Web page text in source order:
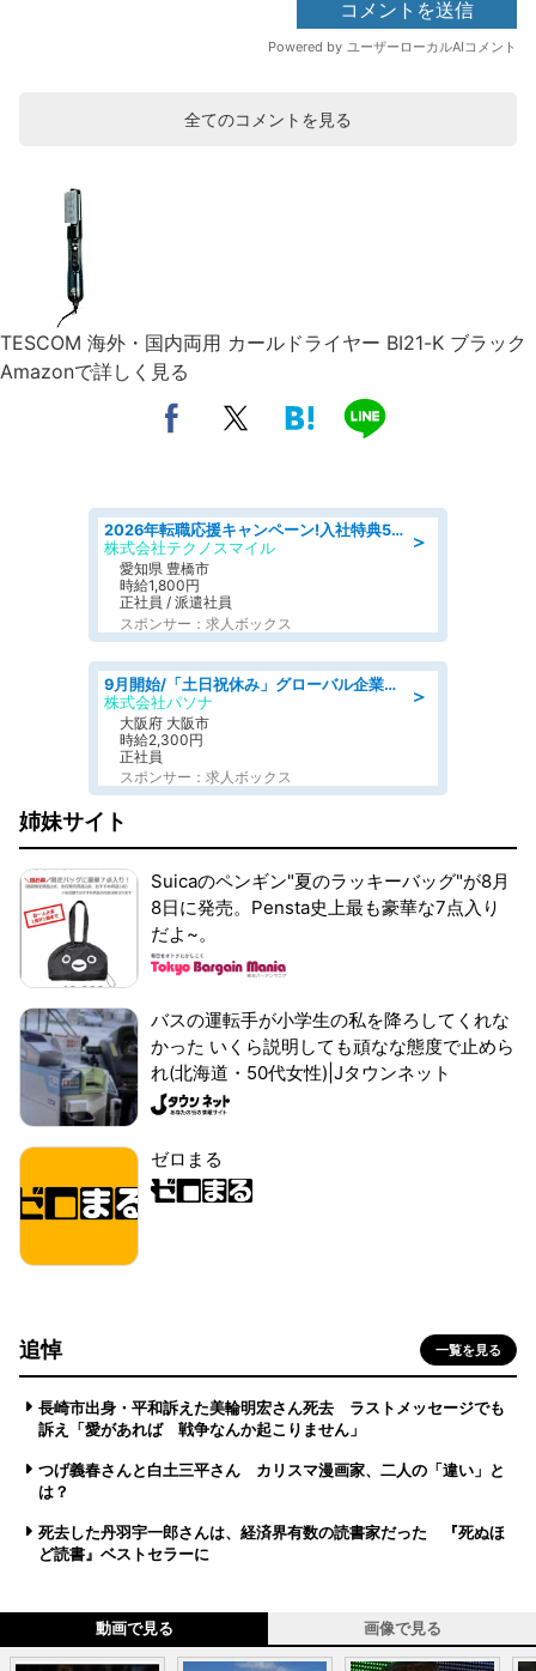
全てのコメントを見る
TESCOM 海外・国内両用 カールドライヤー BI21-K ブラック
Amazonで詳しく見る
＞
2026年転職応援キャンペーン!入社特典58万円/デンソーで働こう!自動車工場で小型部品の検査業務 denso aichi
株式会社テクノスマイル
愛知県 豊橋市
時給1,800円
正社員 / 派遣社員
スポンサー：求人ボックス
＞
9月開始/「土日祝休み」グローバル企業での産業保健のお仕事/保健師/高時給/残業なし/服装自由
株式会社パソナ
大阪府 大阪市
時給2,300円
正社員
スポンサー：求人ボックス
姉妹サイト
Suicaのペンギン"夏のラッキーバッグ"が8月
8日に発売。Pensta史上最も豪華な7点入り
だよ~。
バスの運転手が小学生の私を降ろしてくれな
かった いくら説明しても頑なな態度で止めら
れ(北海道・50代女性)|Jタウンネット
ゼロまる
追悼 一覧を見る
長崎市出身・平和訴えた美輪明宏さん死去 ラストメッセージでも
訴え「愛があれば 戦争なんか起こりません」
つげ義春さんと白土三平さん カリスマ漫画家、二人の「違い」と
は？
死去した丹羽宇一郎さんは、経済界有数の読書家だった 『死ぬほ
ど読書』ベストセラーに
動画で見る 画像で見る